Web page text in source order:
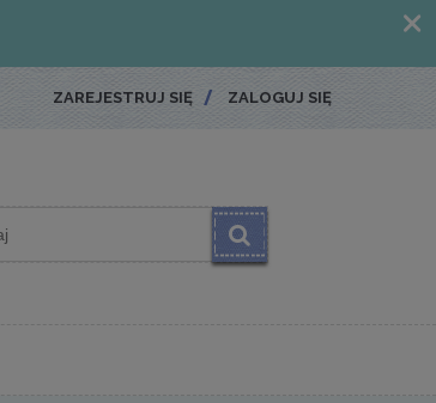
ZAREJESTRUJ SIĘ ZALOGUJ SIĘ